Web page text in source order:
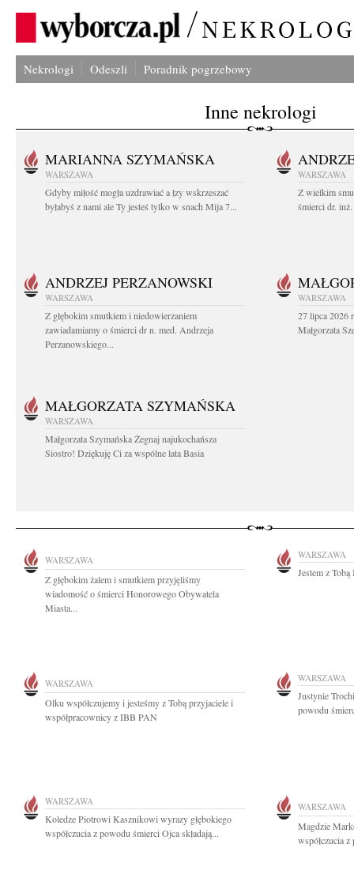
Nekrologi Odeszli Poradnik pogrzebowy
Inne nekrologi
MARIANNA SZYMAŃSKA
WARSZAWA
Gdyby miłość mogła uzdrawiać a łzy wskrzeszać
byłabyś z nami ale Ty jesteś tylko w snach Mija 7...
WARSZAWA
Z wielkim
śmierci dr.
ANDRZEJ PERZANOWSKI
WARSZAWA
Z głębokim smutkiem i niedowierzaniem
zawiadamiamy o śmierci dr n. med. Andrzeja
Perzanowskiego...
WARSZAWA
27 lipca 2026
Małgorzata
MAŁGORZATA SZYMAŃSKA
WARSZAWA
Małgorzata Szymańska Żegnaj najukochańsza
Siostro! Dziękuję Ci za wspólne lata Basia
WARSZAWA
Z głębokim żalem i smutkiem przyjęliśmy
wiadomość o śmierci Honorowego Obywatela
Miasta...
WARSZAWA
Jestem z
WARSZAWA
Olku współczujemy i jesteśmy z Tobą przyjaciele i
współpracownicy z IBB PAN
WARSZAWA
Justynie
powodu
WARSZAWA
Koledze Piotrowi Kasznikowi wyrazy głębokiego
współczucia z powodu śmierci Ojca składają...
WARSZAWA
Magdzie
współczucia